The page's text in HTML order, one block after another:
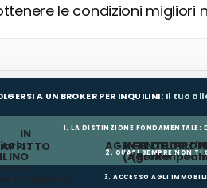
le condizioni migliori
A UN BROKER PER INQUILINI: Il tuo
1. LA DISTINZIONE FONDAMENTALE:
AGENTE DEL
(Agente
IN
AFFITTO
AGENTE
(Broker per
l'inquilino)
2. QUASI SEMPRE NON TI
3. ACCESSO AGLI